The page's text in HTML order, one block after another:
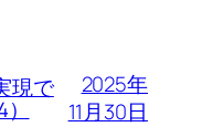
現で
2025年
11月30日